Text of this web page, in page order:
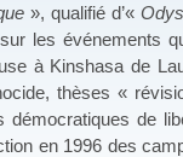
», qualifié d’«
les
à Kinshasa de
thèses «
démocratiques de
en 1996 des